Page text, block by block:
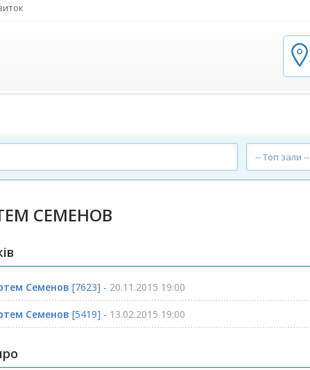
-- Топ зали --
СЕМЕНОВ
Семенов [7623] - 20.11.2015 19:00
Семенов [5419] - 13.02.2015 19:00